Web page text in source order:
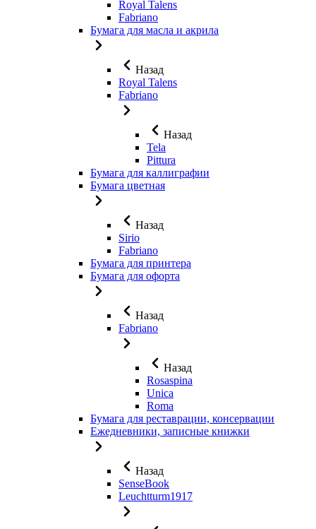
Royal Talens
Fabriano
Бумага для масла и акрила
Назад
Royal Talens
Fabriano
Назад
Tela
Pittura
Бумага для каллиграфии
Бумага цветная
Назад
Sirio
Fabriano
Бумага для принтера
Бумага для офорта
Назад
Fabriano
Назад
Rosaspina
Unica
Roma
Бумага для реставрации, консервации
Ежедневники, записные книжки
Назад
SenseBook
Leuchtturm1917